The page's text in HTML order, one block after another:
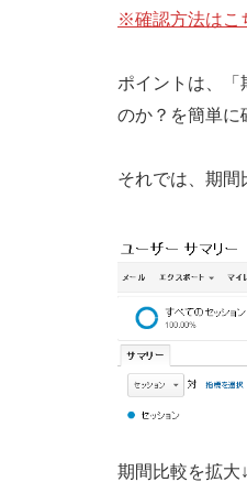
※確認方法はこ
ポイントは、
のか？を簡単に
それでは、期間
期間比較を拡大↓